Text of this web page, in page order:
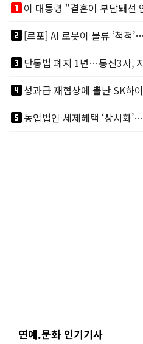
looks_one
looks_two
looks_3단통법 폐지 1년…통신3사,
looks_4
looks_5
연예.문화 인기기사